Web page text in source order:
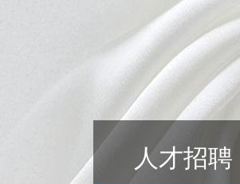
人才招聘